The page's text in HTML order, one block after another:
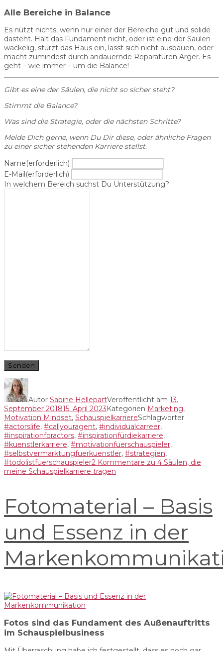
Alle Bereiche in Balance
Es nützt nichts, wenn nur einer der Bereiche gut und solide
dasteht. Hält das Fundament nicht, oder ist eine der Säulen
wackelig, stürzt das Haus ein, lässt sich nicht ausbauen, oder
macht zumindest durch andauernde Reparaturen Ärger. Es
geht – wie immer – um die Balance!
Gibt es eine der Säulen, die nicht so sicher steht?
Stimmt die Balance?
Was sind die Strategie, oder die nächsten Schritte?
Melde Dich gerne, wenn Du Dir diese, oder ähnliche Fragen
zu einer sicher stehenden Karriere stellst.
Name(erforderlich)
E-Mail(erforderlich)
In welchem Bereich suchst Du Unterstützung?
Senden
Autor Sabine HellepartVeröffentlicht am 13.
September 201815. April 2023Kategorien Marketing,
Motivation Mindset, SchauspielkarriereSchlagwörter
#actorslife, #callyouragent, #individualcarreer,
#inspirationforactors, #inspirationfürdiekarriere,
#kuenstlerkarriere, #motivationfuerschauspieler,
#selbstvermarktungfuerkuenstler, #strategien,
#todolistfuerschauspieler2 Kommentare zu 4 Säulen, die
meine Schauspielkarriere tragen
Fotomaterial – Basis
und Essenz in der
Fotos sind das Fundament des Außenauftritts
im Schauspielbusiness